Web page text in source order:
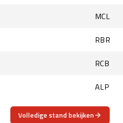
MCL
RBR
RCB
ALP
Volledige stand bekijken